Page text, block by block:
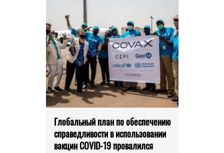
Глобальный план по обеспечению
справедливости в использовании
вакцин COVID-19 провалился